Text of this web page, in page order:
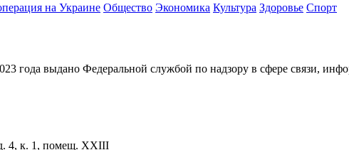
на Украине Общество Экономика Культура Здоровье Спорт
года выдано Федеральной службой по надзору в сфере связи,
4, к. 1, помещ. XXIII